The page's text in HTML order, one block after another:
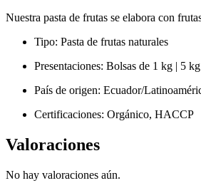
Nuestra pasta de frutas se elabora con
Tipo: Pasta de frutas naturales
Presentaciones: Bolsas de 1 kg | 5
País de origen: Ecuador/
Certificaciones: Orgánico, HACCP
Valoraciones
No hay valoraciones aún.